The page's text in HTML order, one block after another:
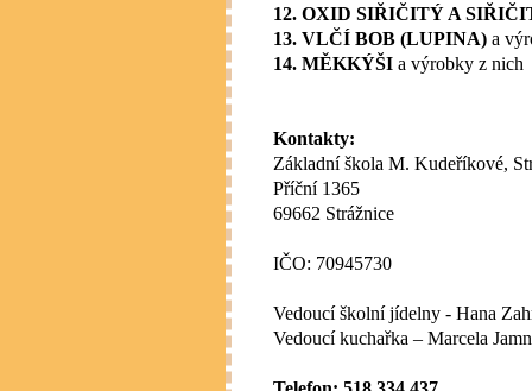
12. OXID SIŘIČITÝ A
13. VLČÍ BOB (LUPINA) a
14. MĚKKÝŠI a výrobky z nich
Kontakty:
Základní škola M. Kudeříkové,
Příční 1365
69662 Strážnice
IČO: 70945730
Vedoucí školní jídelny - Hana
Vedoucí kuchařka – Marcela